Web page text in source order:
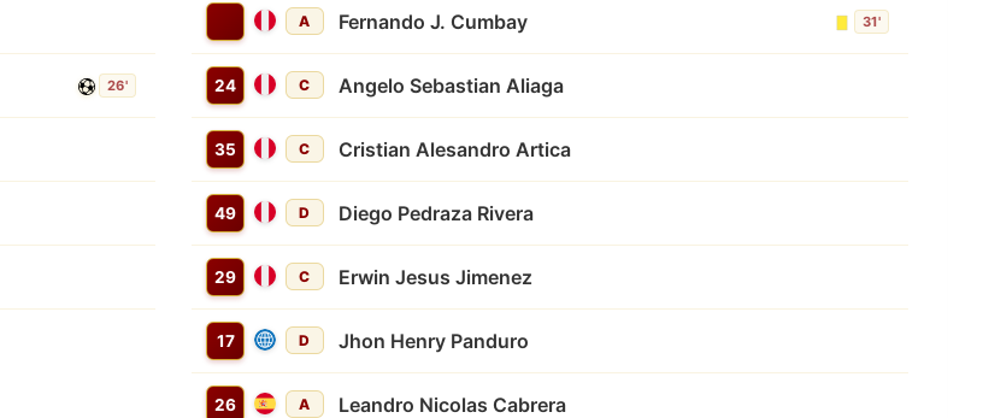
26'
A Fernando J. Cumbay 31'
24 C Angelo Sebastian Aliaga
35 C Cristian Alesandro Artica
49 D Diego Pedraza Rivera
29 C Erwin Jesus Jimenez
17 D Jhon Henry Panduro
26 A Leandro Nicolas Cabrera